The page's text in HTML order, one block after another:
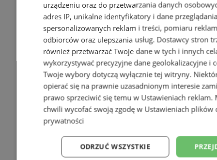
urządzeniu oraz do przetwarzania danych
adres IP, unikalne identyfikatory i dane
spersonalizowanych reklam i treści, pomiaru
odbiorców oraz ulepszania usług. Dostawcy stron
również przetwarzać Twoje dane w tych i innych
wykorzystywać precyzyjne dane geolokalizacyjne i
Twoje wybory dotyczą wyłącznie tej witryny.
opierać się na prawnie uzasadnionym interesie
prawo sprzeciwić się temu w Ustawieniach reklam.
chwili wycofać swoją zgodę w Ustawieniach plików
prywatności
ODRZUĆ WSZYSTKIE